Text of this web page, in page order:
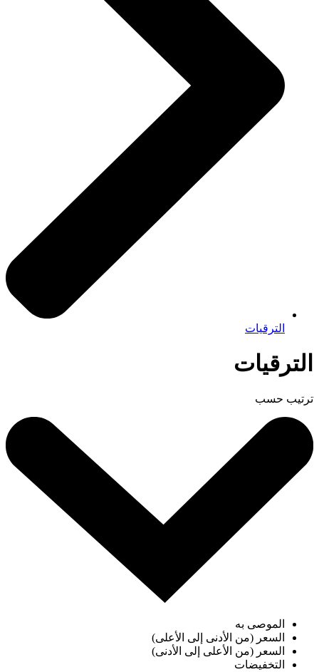
الترقيات
الترقيات
ترتيب حسب
الموصى به
السعر (من الأدنى إلى الأعلى)
السعر (من الأعلى إلى الأدنى)
التخفيضات